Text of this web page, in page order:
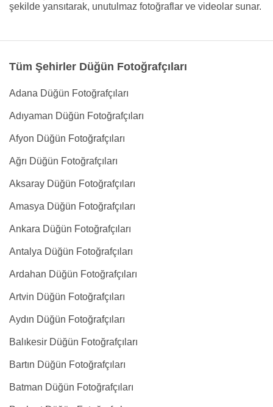
şekilde yansıtarak, unutulmaz fotoğraflar ve videolar sunar.
Tüm Şehirler Düğün Fotoğrafçıları
Adana Düğün Fotoğrafçıları
Adıyaman Düğün Fotoğrafçıları
Afyon Düğün Fotoğrafçıları
Ağrı Düğün Fotoğrafçıları
Aksaray Düğün Fotoğrafçıları
Amasya Düğün Fotoğrafçıları
Ankara Düğün Fotoğrafçıları
Antalya Düğün Fotoğrafçıları
Ardahan Düğün Fotoğrafçıları
Artvin Düğün Fotoğrafçıları
Aydın Düğün Fotoğrafçıları
Balıkesir Düğün Fotoğrafçıları
Bartın Düğün Fotoğrafçıları
Batman Düğün Fotoğrafçıları